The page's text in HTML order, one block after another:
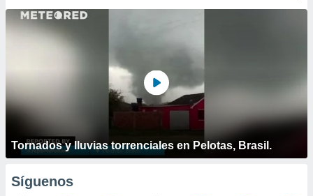
Tornados y lluvias torrenciales en Pelotas, Brasil.
Síguenos